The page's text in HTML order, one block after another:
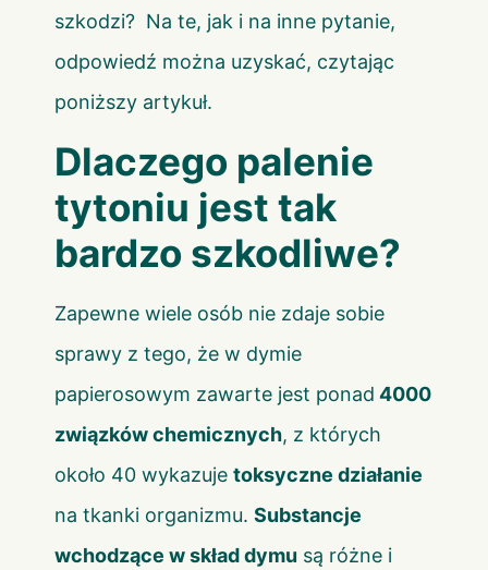
szkodzi? Na te, jak i na inne pytanie,
odpowiedź można uzyskać, czytając
poniższy artykuł.
Dlaczego palenie
tytoniu jest tak
bardzo szkodliwe?
Zapewne wiele osób nie zdaje sobie
sprawy z tego, że w dymie
papierosowym zawarte jest ponad 4000
związków chemicznych, z których
około 40 wykazuje toksyczne działanie
na tkanki organizmu. Substancje
wchodzące w skład dymu są różne i